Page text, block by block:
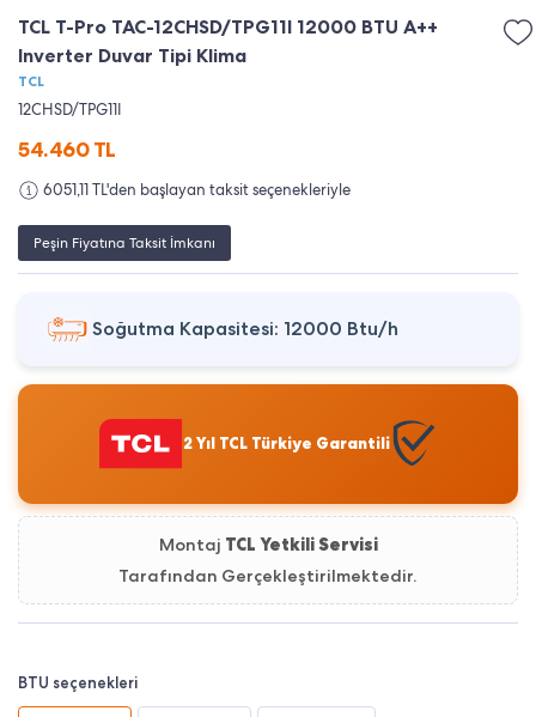
TCL T-Pro TAC-12CHSD/TPG11I 12000 BTU A++
Inverter Duvar Tipi Klima
TCL
12CHSD/TPG11I
54.460TL
6051,11 TL'den başlayan taksit seçenekleriyle
Peşin Fiyatına Taksit İmkanı
Soğutma Kapasitesi: 12000 Btu/h
2 Yıl TCL Türkiye Garantili
Montaj TCL Yetkili Servisi
Tarafından Gerçekleştirilmektedir.
BTU seçenekleri